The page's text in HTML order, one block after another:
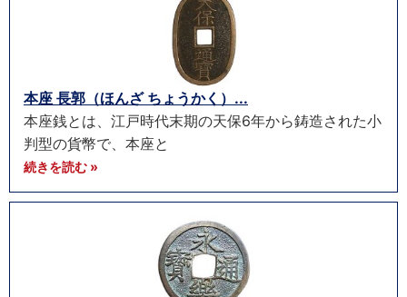
本座 長郭（ほんざ ちょうかく）...
本座銭とは、江戸時代末期の天保6年から鋳造された小
判型の貨幣で、本座と
続きを読む »